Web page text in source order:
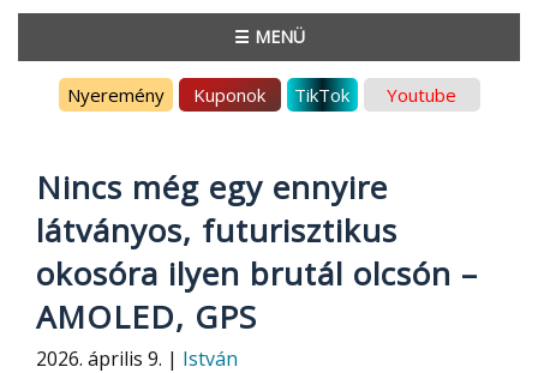
☰ MENÜ
Nyeremény Kuponok TikTok Youtube
Nincs még egy ennyire
látványos, futurisztikus
okosóra ilyen brutál olcsón –
AMOLED, GPS
2026. április 9. | István